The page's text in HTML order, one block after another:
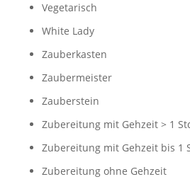
Vegetarisch
White Lady
Zauberkasten
Zaubermeister
Zauberstein
Zubereitung mit Gehzeit > 1
Zubereitung mit Gehzeit bis 1
Zubereitung ohne Gehzeit